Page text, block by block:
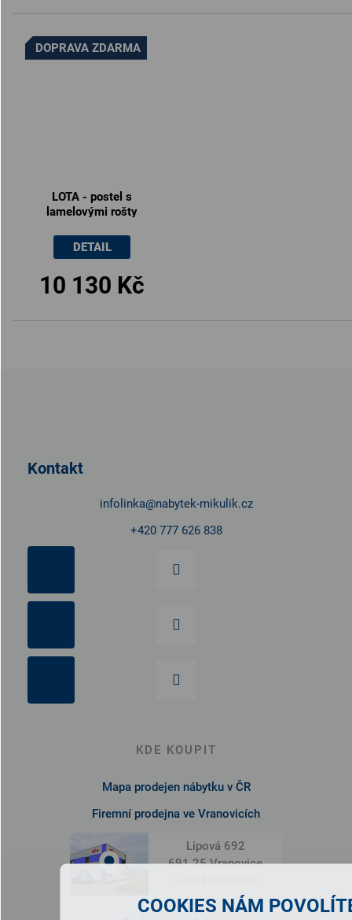
COOKIES NÁM
DOPRAVA ZDARMA
LOTA - postel s
lamelovými rošty
10 130 Kč
DETAIL
Kontakt
infolinka@nabytek-mikulik.cz
+420 777 626 838
KDE KOUPIT
Mapa prodejen nábytku v ČR
Firemní prodejna ve Vranovicích
Lipová 692
691 25 Vranovice